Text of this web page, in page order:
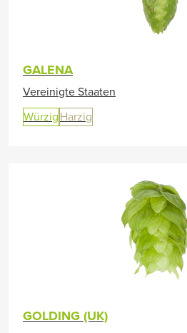
GALENA
Vereinigte Staaten
Würzig Harzig
GOLDING (UK)